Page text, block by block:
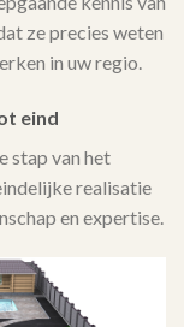
ze precies weten
in uw regio.
eind
stap van het
realisatie
en expertise.